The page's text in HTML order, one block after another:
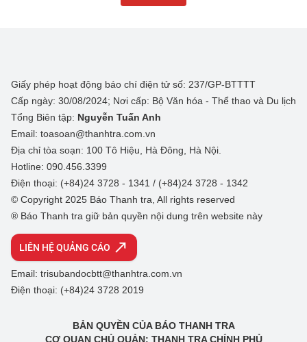
Giấy phép hoạt động báo chí điện tử số: 237/GP-BTTTT
Cấp ngày: 30/08/2024; Nơi cấp: Bộ Văn hóa - Thể thao và Du lịch
Tổng Biên tập: Nguyễn Tuấn Anh
Email: toasoan@thanhtra.com.vn
Địa chỉ tòa soạn: 100 Tô Hiệu, Hà Đông, Hà Nội.
Hotline: 090.456.3399
Điện thoại: (+84)24 3728 - 1341 / (+84)24 3728 - 1342
© Copyright 2025 Báo Thanh tra, All rights reserved
® Báo Thanh tra giữ bản quyền nội dung trên website này
LIÊN HỆ QUẢNG CÁO
Email: trisubandocbtt@thanhtra.com.vn
Điện thoại: (+84)24 3728 2019
BẢN QUYỀN CỦA BÁO THANH TRA
CƠ QUAN CHỦ QUẢN: THANH TRA CHÍNH PHỦ